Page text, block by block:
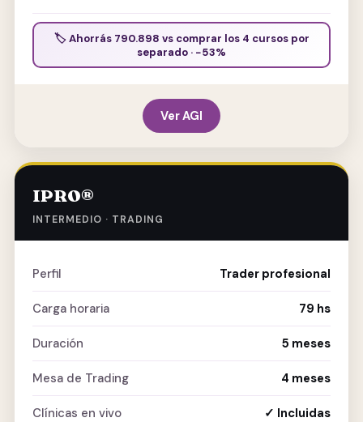
🏷️ Ahorrás 790.898 vs comprar los 4 cursos por
separado · −53%
Ver AGI
IPRO®
INTERMEDIO · TRADING
Perfil Trader profesional
Carga horaria 79 hs
Duración 5 meses
Mesa de Trading 4 meses
Clínicas en vivo ✓ Incluidas